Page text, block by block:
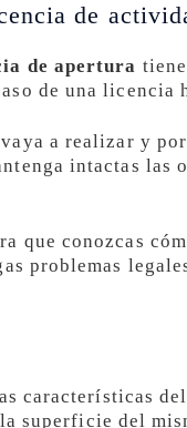
de
de apertura
de una
a realizar y
intactas
que conozcas
problemas
características
superficie del